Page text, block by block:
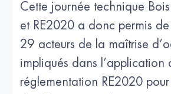
Cette journée technique
et RE2020 a donc permis de
29 acteurs de la maîtrise
impliqués dans l’application
réglementation RE2020